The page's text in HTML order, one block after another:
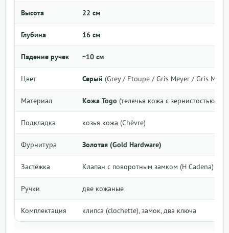
Высота 22 см
Глубина 16 см
Падение ручек ~10 см
Цвет Серый (Grey / Etoupe / Gris Meyer / Gris
Материал Кожа Togo (телячья кожа с зернистостью)
Подкладка козья кожа (Chèvre)
Фурнитура Золотая (Gold Hardware)
Застёжка Клапан с поворотным замком (H Cadena)
Ручки две кожаные
Комплектация клипса (clochette), замок, два ключа